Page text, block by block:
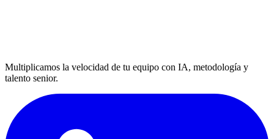
Multiplicamos la velocidad de tu equipo con IA, metodología y
talento senior.